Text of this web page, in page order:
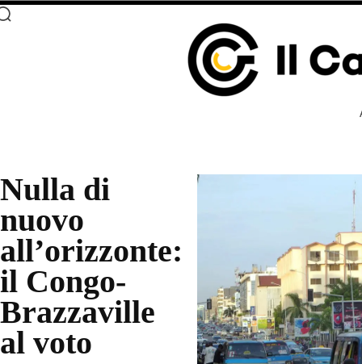
Nulla di
nuovo
all’orizzonte:
il Congo-
Brazzaville
al voto